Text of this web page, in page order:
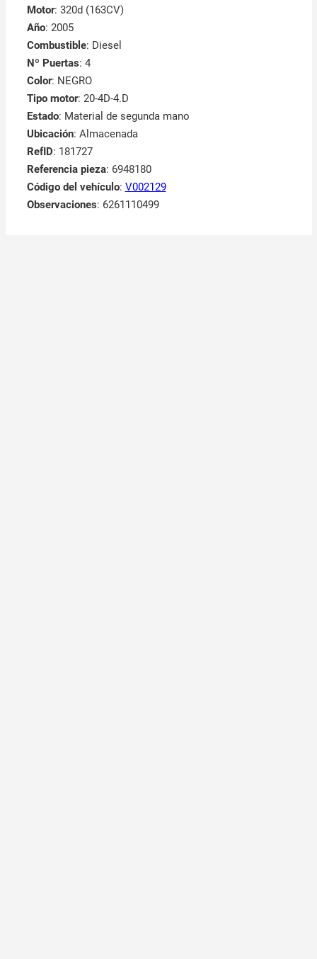
Motor: 320d (163CV)
Año: 2005
Combustible: Diesel
Nº Puertas: 4
Color: NEGRO
Tipo motor: 20-4D-4.D
Estado: Material de segunda mano
Ubicación: Almacenada
RefID: 181727
Referencia pieza: 6948180
Código del vehículo: V002129
Observaciones: 6261110499